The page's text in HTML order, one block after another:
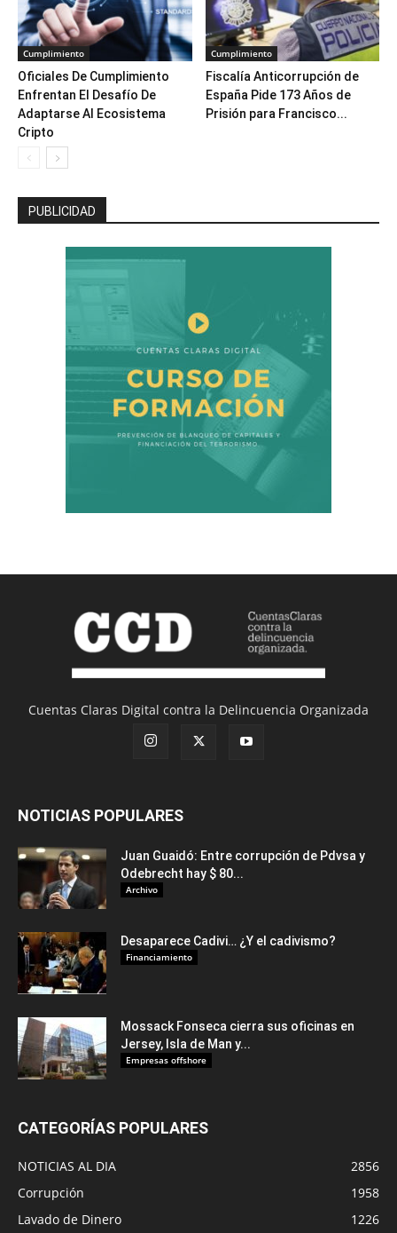
Cumplimiento
Oficiales De Cumplimiento
Enfrentan El Desafío De
Adaptarse Al Ecosistema
Cripto
Cumplimiento
Fiscalía Anticorrupción de
España Pide 173 Años de
Prisión para Francisco...
PUBLICIDAD
Cuentas Claras Digital contra la Delincuencia Organizada
NOTICIAS POPULARES
Juan Guaidó: Entre corrupción de Pdvsa y
Odebrecht hay $ 80...
Archivo
Desaparece Cadivi… ¿Y el cadivismo?
Financiamiento
Mossack Fonseca cierra sus oficinas en
Jersey, Isla de Man y...
Empresas offshore
CATEGORÍAS POPULARES
NOTICIAS AL DIA
2856
Corrupción
1958
Lavado de Dinero
1226